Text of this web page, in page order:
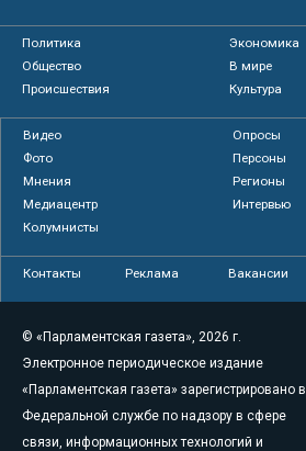
Политика
Экономика
Общество
В мире
Происшествия
Культура
Видео
Опросы
Фото
Персоны
Мнения
Регионы
Медиацентр
Интервью
Колумнисты
Контакты Реклама Вакансии
© «Парламентская газета», 2026 г.
Электронное периодическое издание
«Парламентская газета» зарегистрировано в
Федеральной службе по надзору в сфере
связи, информационных технологий и